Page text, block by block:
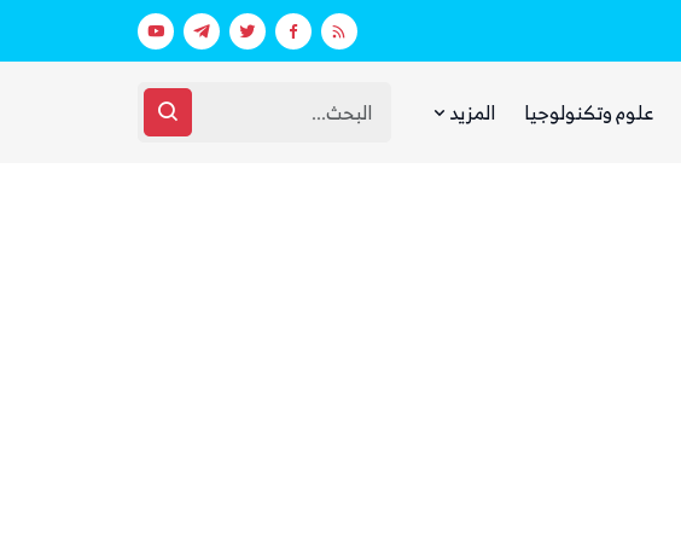
مقتل وإصابة 16 مدنيا.. الحوثيون أطلقوا نحو 20 صاروخًا بالستيًا و15 طائرة مسيرة على مأرب غضب يمني واسع من مجلس القيادة
علوم وتكنولوجيا المزيد